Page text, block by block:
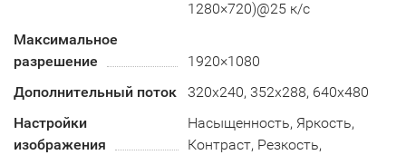
1280×720)@25 к/с
Максимальное
разрешение
1920×1080
Дополнительный поток
320x240, 352х288, 640x480
Настройки
изображения
Насыщенность, Яркость,
Контраст, Резкость,